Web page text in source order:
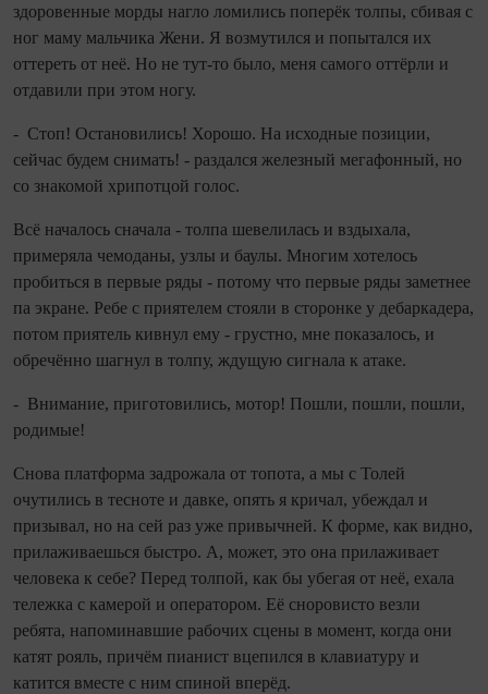
здоровенные морды нагло ломились поперёк толпы, сбивая с
ног маму мальчика Жени. Я возмутился и попытался их
оттереть от неё. Но не тут‑то было, меня самого оттёрли и
отдавили при этом ногу.
- Стоп! Остановились! Хорошо. На исходные позиции,
сейчас будем снимать! - раздался железный мегафонный, но
со знакомой хрипотцой голос.
Всё началось сначала - толпа шевелилась и вздыхала,
примеряла чемоданы, узлы и баулы. Многим хотелось
пробиться в первые ряды - потому что первые ряды заметнее
па экране. Ребе с приятелем стояли в сторонке у дебаркадера,
потом приятель кивнул ему - грустно, мне показалось, и
обречённо шагнул в толпу, ждущую сигнала к атаке.
- Внимание, приготовились, мотор! Пошли, по­шли, по­шли,
родимые!
Снова платформа задрожала от топота, а мы с Толей
очутились в тесноте и давке, опять я кричал, убеждал и
призывал, но на сей раз уже привычней. К форме, как видно,
прилаживаешься быстро. А, может, это она прилаживает
человека к себе? Перед толпой, как бы убегая от неё, ехала
тележка с камерой и оператором. Её сноровисто везли
ребята, напоминавшие рабочих сцены в момент, ко­гда они
катят рояль, причём пианист вцепился в клавиатуру и
катится вместе с ним спиной вперёд.